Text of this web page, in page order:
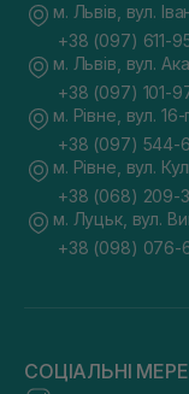
м. Львів, вул.
+38 (097) 611-
м. Львів, вул.
+38 (097) 101-
м. Рівне, вул.
+38 (097) 544-
м. Рівне, вул.
+38 (068) 209-
м. Луцьк, вул.
+38 (098) 076-
СОЦІАЛЬНІ